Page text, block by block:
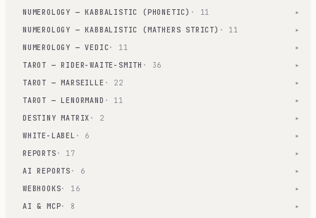
NUMEROLOGY — KABBALISTIC (PHONETIC) · 11 ▾
NUMEROLOGY — KABBALISTIC (MATHERS STRICT) · 11 ▾
NUMEROLOGY — VEDIC· 11 ▾
TAROT — RIDER-WAITE-SMITH · 36 ▾
TAROT — MARSEILLE · 22 ▾
TAROT — LENORMAND · 11 ▾
DESTINY MATRIX · 2 ▾
WHITE-LABEL · 6 ▾
REPORTS · 17 ▾
AI REPORTS · 6 ▾
WEBHOOKS· 16 ▾
AI & MCP· 8 ▾